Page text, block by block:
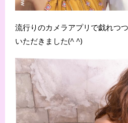
流行りのカメラアプリで戯れつ
いただきました(^ ^)